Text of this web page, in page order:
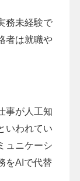
務未経験で
者は就職や
事が人工知
いわれてい
ュニケーシ
をAIで代替